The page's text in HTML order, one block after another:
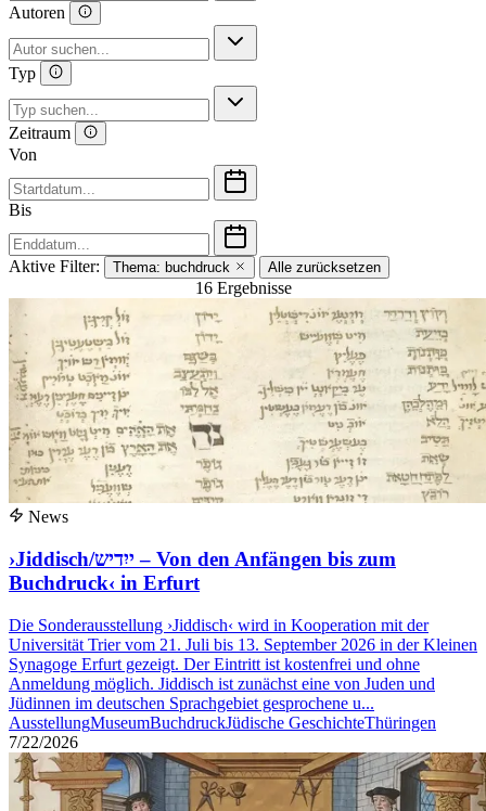
Autoren
Typ
Zeitraum
Von
Bis
Aktive Filter: Thema: buchdruck Alle zurücksetzen
16 Ergebnisse
News
›Jiddisch/ייִדיש – Von den Anfängen bis zum
Buchdruck‹ in Erfurt
Die Sonderausstellung ›Jiddisch‹ wird in Kooperation mit der
Universität Trier vom 21. Juli bis 13. September 2026 in der Kleinen
Synagoge Erfurt gezeigt. Der Eintritt ist kostenfrei und ohne
Anmeldung möglich. Jiddisch ist zunächst eine von Juden und
Jüdinnen im deutschen Sprachgebiet gesprochene u...
AusstellungMuseumBuchdruckJüdische GeschichteThüringen
7/22/2026